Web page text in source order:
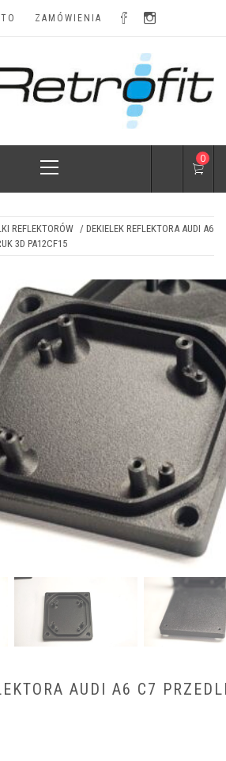
ZAMÓWIENIA
I
modyfikacje i najatrakcyjniejsze
ceny
Menu
0
REFLEKTORÓW / DEKIELEK REFLEKTORA AUDI A6
3D PA12CF15
AUDI A6 C7